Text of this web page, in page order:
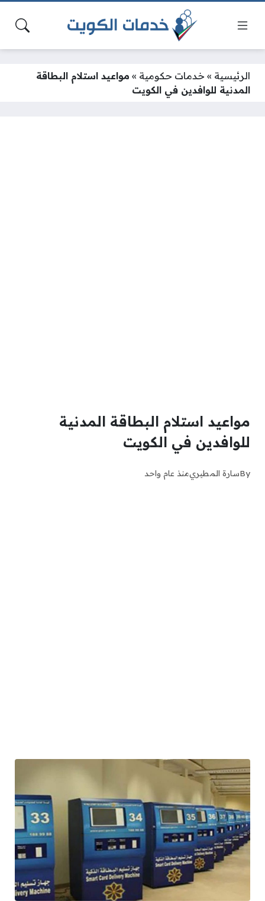
الرئيسية » خدمات حكومية » مواعيد استلام البطاقة
المدنية للوافدين في الكويت
مواعيد استلام البطاقة المدنية
للوافدين في الكويت
Byسارة المطيريمنذ عام واحد